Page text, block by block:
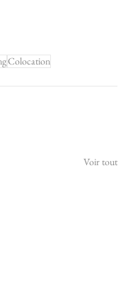
Colocation
Voir tout